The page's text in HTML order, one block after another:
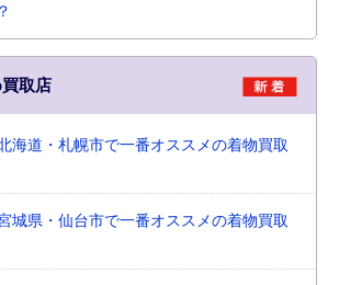
取店
海道・札幌市で一番オススメの着物買取
城県・仙台市で一番オススメの着物買取